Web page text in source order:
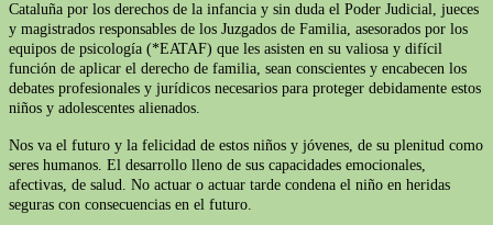
Cataluña por los derechos de la infancia y sin duda el Poder Judicial, jueces
y magistrados responsables de los Juzgados de Familia, asesorados por los
equipos de psicología (*EATAF) que les asisten en su valiosa y difícil
función de aplicar el derecho de familia, sean conscientes y encabecen los
debates profesionales y jurídicos necesarios para proteger debidamente estos
niños y adolescentes alienados.
Nos va el futuro y la felicidad de estos niños y jóvenes, de su plenitud como
seres humanos. El desarrollo lleno de sus capacidades emocionales,
afectivas, de salud. No actuar o actuar tarde condena el niño en heridas
seguras con consecuencias en el futuro.